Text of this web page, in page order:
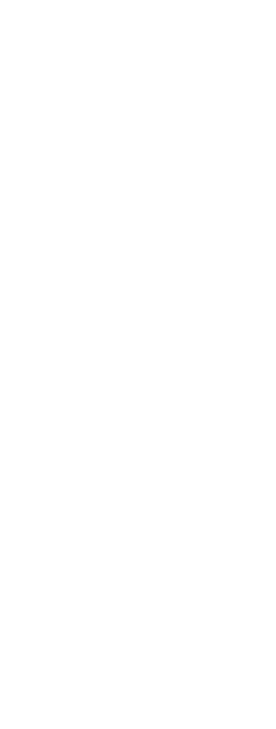
었습니다. 특히 취업을 준비하
법도 많이 있겠지만 본인이 준
방법을 터득해서 그 방법을 믿
시지를 보내고 싶습니다. 여러
의 정책과 다를 수 있습니다.
소 요약되었습니다.